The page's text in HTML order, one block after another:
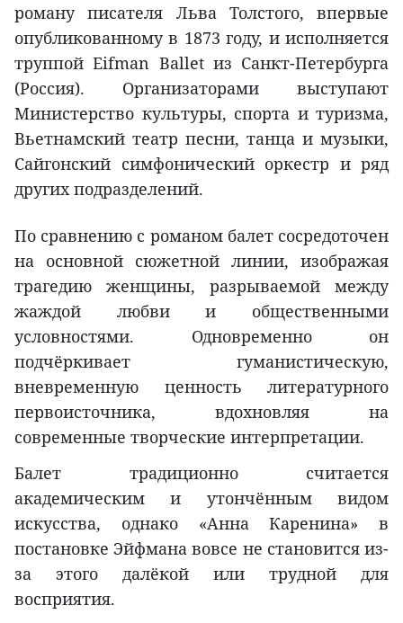
роману писателя Льва Толстого, впервые
опубликованному в 1873 году, и исполняется
труппой Eifman Ballet из Санкт-Петербурга
(Россия). Организаторами выступают
Министерство культуры, спорта и туризма,
Вьетнамский театр песни, танца и музыки,
Сайгонский симфонический оркестр и ряд
других подразделений.
По сравнению с романом балет сосредоточен
на основной сюжетной линии, изображая
трагедию женщины, разрываемой между
жаждой любви и общественными
условностями. Одновременно он
подчёркивает гуманистическую,
вневременную ценность литературного
первоисточника, вдохновляя на
современные творческие интерпретации.
Балет традиционно считается
академическим и утончённым видом
искусства, однако «Анна Каренина» в
постановке Эйфмана вовсе не становится из-
за этого далёкой или трудной для
восприятия.